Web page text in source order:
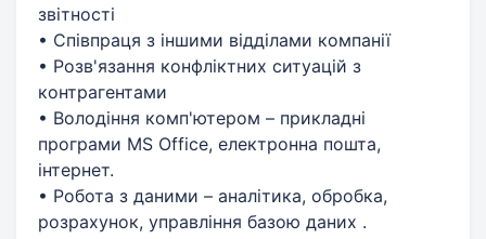
звітності
• Співпраця з іншими відділами компанії
• Розв'язання конфліктних ситуацій з
контрагентами
• Володіння комп'ютером – прикладні
програми MS Office, електронна пошта,
інтернет.
• Робота з даними – аналітика, обробка,
розрахунок, управління базою даних .